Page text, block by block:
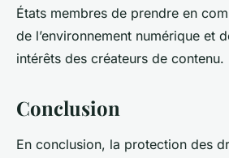
États membres de prendre en
de l’environnement numérique et
intérêts des créateurs de contenu.
Conclusion
En conclusion, la protection des